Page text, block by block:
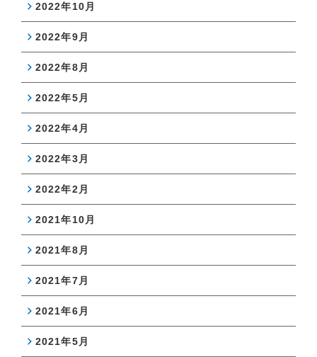
2022年10月
2022年9月
2022年8月
2022年5月
2022年4月
2022年3月
2022年2月
2021年10月
2021年8月
2021年7月
2021年6月
2021年5月